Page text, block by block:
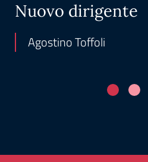
Nuovo dirigente
Agostino Toffoli